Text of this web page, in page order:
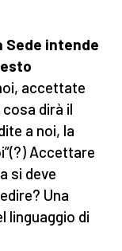
Sede intende
accettate
cosa dirà il
a noi, la
Accettare
si deve
Una
linguaggio di